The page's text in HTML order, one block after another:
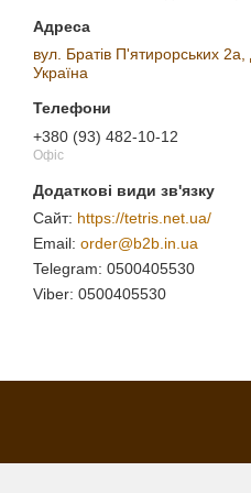
вул. Братів П'ятирорських 2а,
Україна
+380 (93) 482-10-12
Офіс
https://tetris.net.ua/
order@b2b.in.ua
0500405530
0500405530